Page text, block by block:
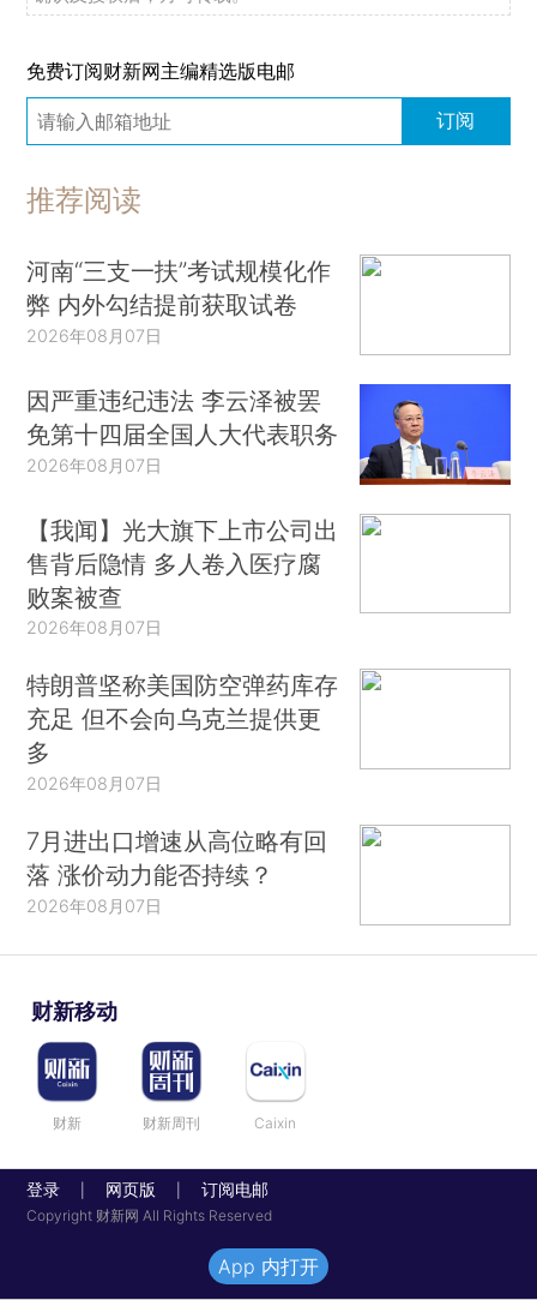
免费订阅财新网主编精选版电邮
订阅
推荐阅读
河南“三支一扶”考试规模化作
弊 内外勾结提前获取试卷
2026年08月07日
因严重违纪违法 李云泽被罢
免第十四届全国人大代表职务
2026年08月07日
【我闻】光大旗下上市公司出
售背后隐情 多人卷入医疗腐
败案被查
2026年08月07日
特朗普坚称美国防空弹药库存
充足 但不会向乌克兰提供更
多
2026年08月07日
7月进出口增速从高位略有回
落 涨价动力能否持续？
2026年08月07日
财新移动
财新 财新周刊 Caixin
登录 网页版 订阅电邮
Copyright 财新网 All Rights Reserved
App 内打开